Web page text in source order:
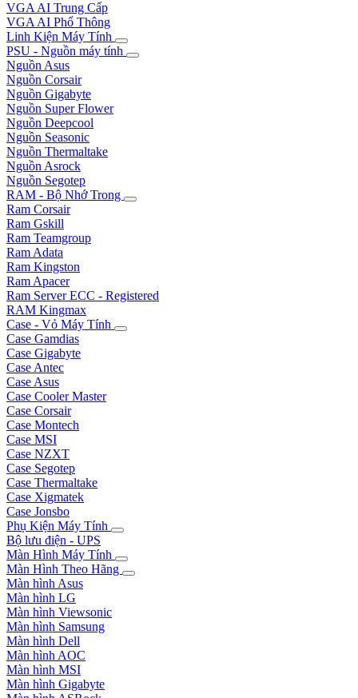
VGA AI Trung Cấp
VGA AI Phổ Thông
Linh Kiện Máy Tính
PSU - Nguồn máy tính
Nguồn Asus
Nguồn Corsair
Nguồn Gigabyte
Nguồn Super Flower
Nguồn Deepcool
Nguồn Seasonic
Nguồn Thermaltake
Nguồn Asrock
Nguồn Segotep
RAM - Bộ Nhớ Trong
Ram Corsair
Ram Gskill
Ram Teamgroup
Ram Adata
Ram Kingston
Ram Apacer
Ram Server ECC - Registered
RAM Kingmax
Case - Vỏ Máy Tính
Case Gamdias
Case Gigabyte
Case Antec
Case Asus
Case Cooler Master
Case Corsair
Case Montech
Case MSI
Case NZXT
Case Segotep
Case Thermaltake
Case Xigmatek
Case Jonsbo
Phụ Kiện Máy Tính
Bộ lưu điện - UPS
Màn Hình Máy Tính
Màn Hình Theo Hãng
Màn hình Asus
Màn hình LG
Màn hình Viewsonic
Màn hình Samsung
Màn hình Dell
Màn hình AOC
Màn hình MSI
Màn hình Gigabyte